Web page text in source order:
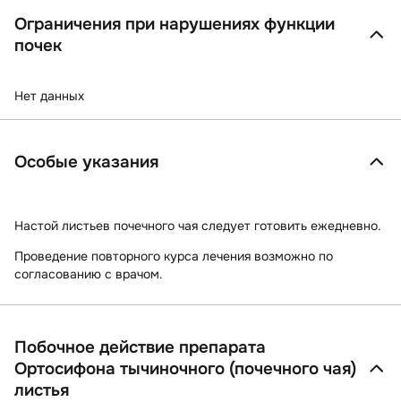
Ограничения при нарушениях функции
почек
Нет данных
Особые указания
Настой листьев почечного чая следует готовить ежедневно.
Проведение повторного курса лечения возможно по
согласованию с врачом.
Побочное действие препарата
Ортосифона тычиночного (почечного чая)
листья